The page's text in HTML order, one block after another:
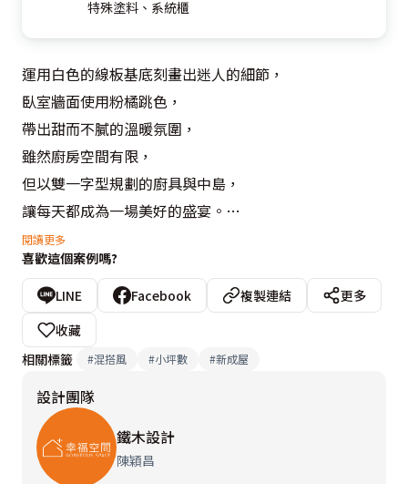
特殊塗料、系統櫃
運用白色的線板基底刻畫出迷人的細節，
臥室牆面使用粉橘跳色，
帶出甜而不膩的溫暖氛圍，
雖然廚房空間有限，
但以雙一字型規劃的廚具與中島，
讓每天都成為一場美好的盛宴。
設計概念文字為【鐵木設計】提供
閱讀更多
喜歡這個案例嗎?
LINE Facebook 複製連結
更多
收藏
相關標籤
#混搭風 #小坪數 #新成屋
設計團隊
鐵木設計
陳穎昌